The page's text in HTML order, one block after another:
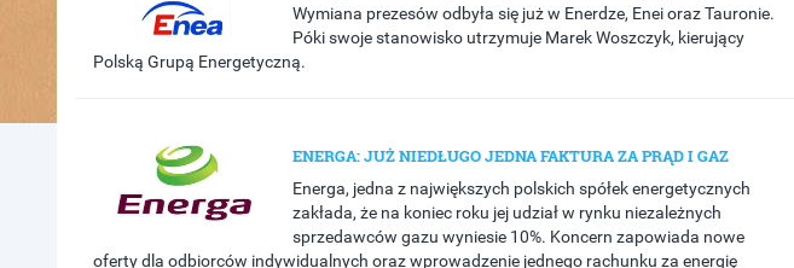
Wymiana prezesów odbyła się już w Enerdze, Enei oraz Tauronie.
Póki swoje stanowisko utrzymuje Marek Woszczyk, kierujący
Polską Grupą Energetyczną.
ENERGA: JUŻ NIEDŁUGO JEDNA FAKTURA ZA PRĄD I GAZ
Energa, jedna z największych polskich spółek energetycznych
zakłada, że na koniec roku jej udział w rynku niezależnych
sprzedawców gazu wyniesie 10%. Koncern zapowiada nowe
oferty dla odbiorców indywidualnych oraz wprowadzenie jednego rachunku za energię